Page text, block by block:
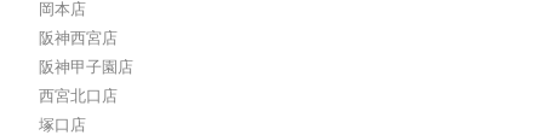
岡本店
阪神西宮店
阪神甲子園店
西宮北口店
塚口店